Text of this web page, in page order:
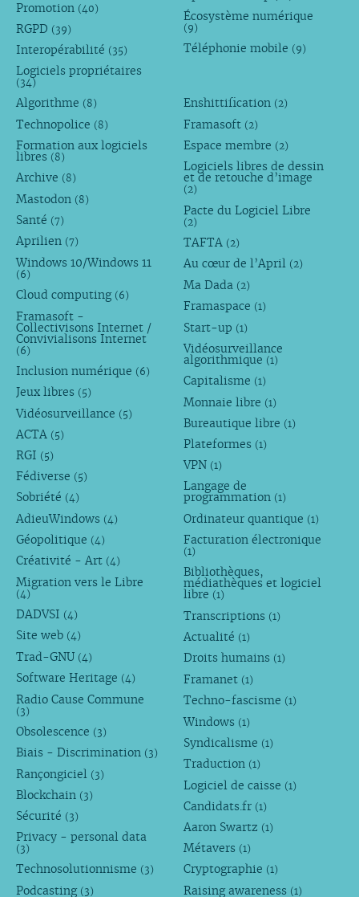
Promotion (40)
RGPD (39)
Interopérabilité (35)
Logiciels propriétaires
(34)
Écosystème numérique
(9)
Téléphonie mobile (9)
Algorithme (8)
Technopolice (8)
Formation aux logiciels
libres (8)
Archive (8)
Mastodon (8)
Santé (7)
Aprilien (7)
Windows 10/Windows 11
(6)
Cloud computing (6)
Framasoft -
Collectivisons Internet /
Convivialisons Internet
(6)
Inclusion numérique (6)
Jeux libres (5)
Vidéosurveillance (5)
ACTA (5)
RGI (5)
Fédiverse (5)
Sobriété (4)
AdieuWindows (4)
Géopolitique (4)
Créativité - Art (4)
Migration vers le Libre
(4)
DADVSI (4)
Site web (4)
Trad-GNU (4)
Software Heritage (4)
Radio Cause Commune
(3)
Obsolescence (3)
Biais - Discrimination (3)
Rançongiciel (3)
Blockchain (3)
Sécurité (3)
Privacy - personal data
(3)
Technosolutionnisme (3)
Podcasting (3)
Enshittification (2)
Framasoft (2)
Espace membre (2)
Logiciels libres de dessin
et de retouche d’image
(2)
Pacte du Logiciel Libre
(2)
TAFTA (2)
Au cœur de l’April (2)
Ma Dada (2)
Framaspace (1)
Start-up (1)
Vidéosurveillance
algorithmique (1)
Capitalisme (1)
Monnaie libre (1)
Bureautique libre (1)
Plateformes (1)
VPN (1)
Langage de
programmation (1)
Ordinateur quantique (1)
Facturation électronique
(1)
Bibliothèques,
médiathèques et logiciel
libre (1)
Transcriptions (1)
Actualité (1)
Droits humains (1)
Framanet (1)
Techno-fascisme (1)
Windows (1)
Syndicalisme (1)
Traduction (1)
Logiciel de caisse (1)
Candidats.fr (1)
Aaron Swartz (1)
Métavers (1)
Cryptographie (1)
Raising awareness (1)